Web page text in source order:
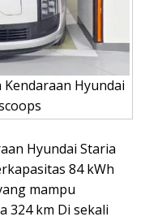
Hyundai
Hyundai Staria
84 kWh
mampu
324 km Di sekali